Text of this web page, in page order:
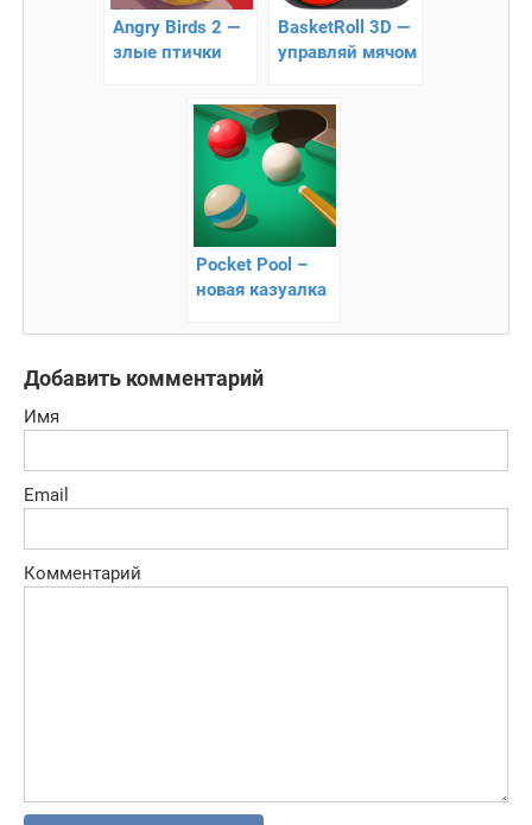
Angry Birds 2 —
злые птички
BasketRoll 3D —
управляй мячом
дорогам!
Pocket Pool –
новая казуалка
бильярда
Добавить комментарий
Имя
Email
Комментарий